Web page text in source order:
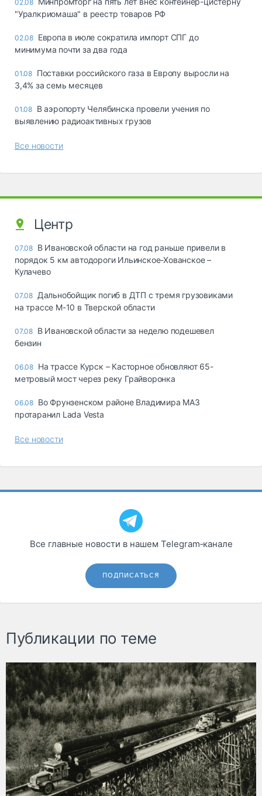
02.08
"Уралкриомаша" в реестр товаров РФ
02.08 Европа в июле сократила импорт СПГ до
минимума почти за два года
01.08 Поставки российского газа в Европу выросли на
3,4% за семь месяцев
01.08 В аэропорту Челябинска провели учения по
выявлению радиоактивных грузов
Все новости
Центр
07.08 В Ивановской области на год раньше привели в
порядок 5 км автодороги Ильинское-Хованское –
Кулачево
07.08 Дальнобойщик погиб в ДТП с тремя грузовиками
на трассе М-10 в Тверской области
07.08 В Ивановской области за неделю подешевел
бензин
06.08 На трассе Курск – Касторное обновляют 65-
метровый мост через реку Грайворонка
06.08 Во Фрунзенском районе Владимира МАЗ
протаранил Lada Vesta
Все новости
Все главные новости в нашем Telegram‑канале
ПОДПИСАТЬСЯ
Публикации по теме